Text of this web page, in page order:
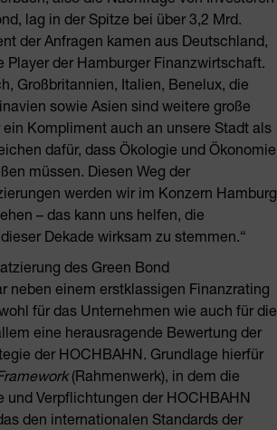
lag in der Spitze bei über 3,2 Mrd.
der Anfragen kamen aus Deutschland,
Player der Hamburger Finanzwirtschaft.
Großbritannien, Italien, Benelux, die
sowie Asien sind weitere große
ein Kompliment auch an unsere Stadt als
dafür, dass Ökologie und Ökonomie
müssen. Diesen Weg der
werden wir im Konzern Hamburg
– das kann uns helfen, die
Dekade wirksam zu stemmen.“
des Green Bond
neben einem erstklassigen Finanzrating
für das Unternehmen wie auch für die
eine herausragende Bewertung der
der HOCHBAHN. Grundlage hierfür
(Rahmenwerk), in dem die
und Verpflichtungen der HOCHBAHN
den internationalen Standards der